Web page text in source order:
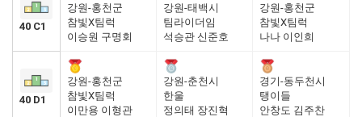
40 C1
강원-홍천군
참빛X팀럭
이승원 구명회
강원-태백시
팀라이더임
석승관 신준호
강원-홍천군
참빛X팀럭
나나 이인희
40 D1
강원-홍천군
참빛X팀럭
이만용 이형관
강원-춘천시
한울
정의태 장진혁
경기-동두천시
탱이들
안창도 김주찬